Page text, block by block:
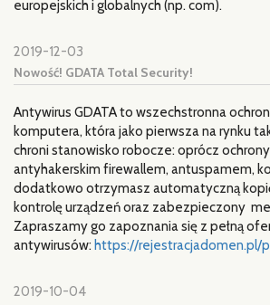
europejskich i globalnych (np. com).
2019-12-03
Nowość! GDATA Total Security!
Antywirus GDATA to wszechstronna
komputera, która jako pierwsza na rynku
chroni stanowisko robocze: oprócz
antyhakerskim firewallem, antuspamem,
dodatkowo otrzymasz automatyczną
kontrolę urządzeń oraz zabezpieczony
Zapraszamy go zapoznania się z pełną
antywirusów: https://rejestracjadomen.pl/
2019-10-04